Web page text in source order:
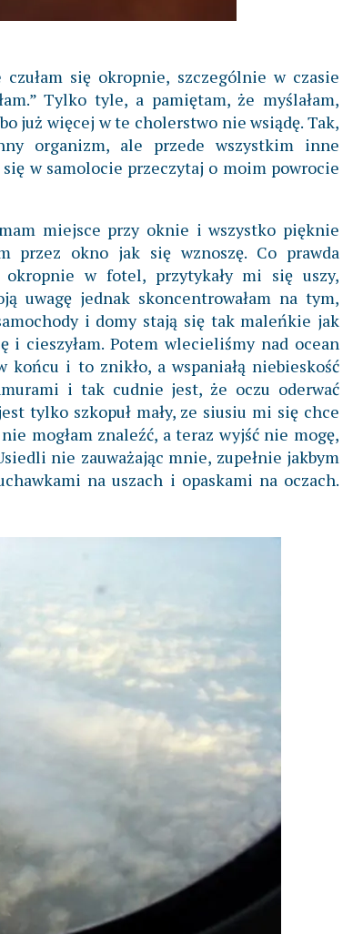
się okropnie, szczególnie w czasie
Tylko tyle, a pamiętam, że myślałam,
już więcej w te cholerstwo nie wsiądę. Tak,
organizm, ale przede wszystkim inne
w samolocie przeczytaj o moim powrocie
miejsce przy oknie i wszystko pięknie
przez okno jak się wznoszę. Co prawda
w fotel, przytykały mi się uszy,
uwagę jednak skoncentrowałam na tym,
i domy stają się tak maleńkie jak
i cieszyłam. Potem wlecieliśmy nad ocean
i to znikło, a wspaniałą niebieskość
i tak cudnie jest, że oczu oderwać
tylko szkopuł mały, ze siusiu mi się chce
mogłam znaleźć, a teraz wyjść nie mogę,
nie zauważając mnie, zupełnie jakbym
na uszach i opaskami na oczach.